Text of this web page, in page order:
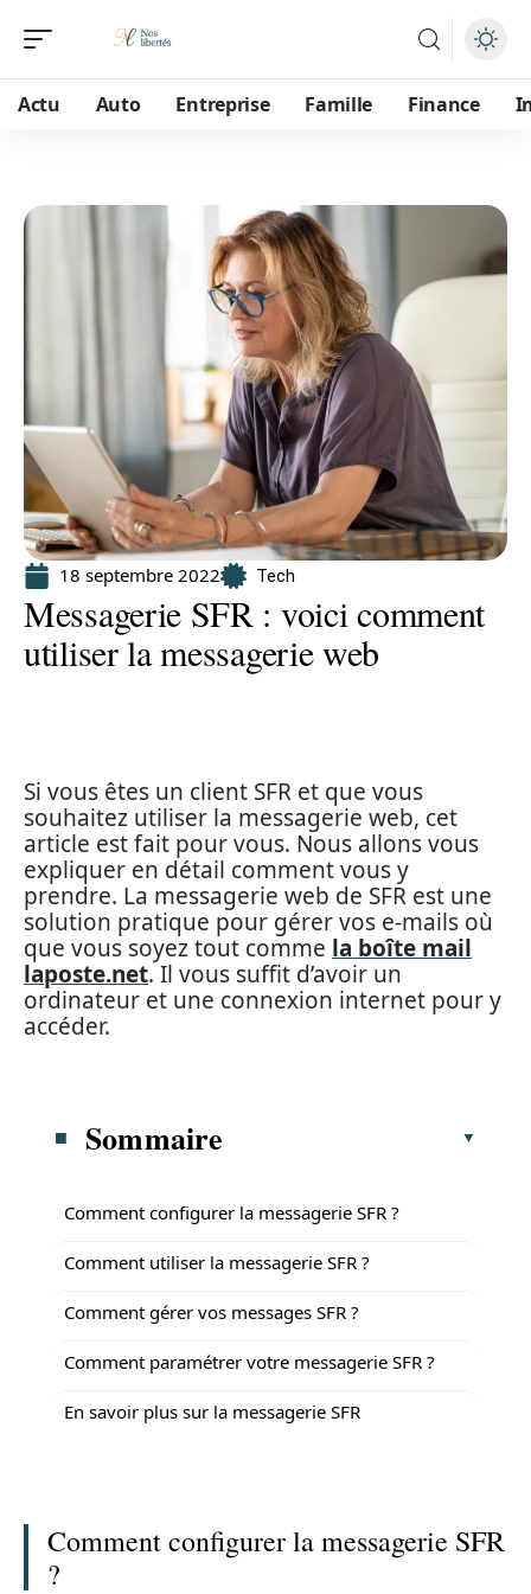
Actu Auto Entreprise Famille Finance
18 septembre 2022 Tech
Messagerie SFR : voici comment
utiliser la messagerie web
Si vous êtes un client SFR et que vous
souhaitez utiliser la messagerie web, cet
article est fait pour vous. Nous allons vous
expliquer en détail comment vous y
prendre. La messagerie web de SFR est une
solution pratique pour gérer vos e-mails où
que vous soyez tout comme la boîte mail
laposte.net. Il vous suffit d’avoir un
ordinateur et une connexion internet pour y
accéder.
Sommaire
Comment configurer la messagerie SFR ?
Comment utiliser la messagerie SFR ?
Comment gérer vos messages SFR ?
Comment paramétrer votre messagerie SFR ?
En savoir plus sur la messagerie SFR
Comment configurer la messagerie SFR
?